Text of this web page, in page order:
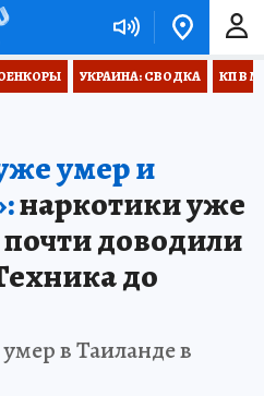
УКРАИНА: СВОДКА КП В
умер и
наркотики уже
доводили
до
в Таиланде в